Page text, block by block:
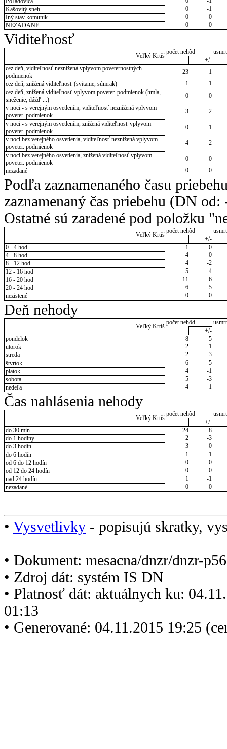
Kašovitý sneh
0
-1
Iný stav komunik.
0
0
NEZADANÉ
0 0
Viditeľnosť
Veľký Krtíš
počet nehôd
+/-
cez deň, viditeľnosť neznížená vplyvom poveternostných
podmienok
23
1
cez deň, znížená viditeľnosť (svitanie, súmrak)
1
1
cez deň, znížená viditeľnosť vplyvom poveter. podmienok (hmla,
sneženie, dážď ...)
0
0
v noci - s verejným osvetlením, viditeľnosť neznížená vplyvom
poveter. podmienok
3
2
v noci - s verejným osvetlením, znížená viditeľnosť vplyvom
poveter. podmienok
0
-1
v noci bez verejného osvetlenia, viditeľnosť neznížená vplyvom
poveter. podmienok
4
2
v noci bez verejného osvetlenia, znížená viditeľnosť vplyvom
poveter. podmienok
0
0
nezadané
0 0
Podľa zaznamenaného času
zaznamenaný čas priebehu (DN
Ostatné sú zaradené pod položku
Veľký Krtíš
počet nehôd
+/-
0 - 4 hod
1
0
4 - 8 hod
4
0
8 - 12 hod
4
-2
12 - 16 hod
5
-4
16 - 20 hod
11
6
20 - 24 hod
6
5
nezistené
0 0
Deň nehody
Veľký Krtíš
počet nehôd
+/-
pondelok
8
5
utorok
2
1
streda
2
-3
štvrtok
6
5
piatok
4
-1
sobota
5
-3
nedeľa
4 1
Čas nahlásenia nehody
Veľký Krtíš
počet nehôd
+/-
do 30 min.
24
8
do 1 hodiny
2
-3
do 3 hodín
3
0
do 6 hodín
1
1
od 6 do 12 hodín
0
0
od 12 do 24 hodín
0
0
nad 24 hodín
1
-1
nezadané
0 0
• Vysvetlivky - popisujú skratky,
• Dokument: mesacna/dnzr/dnzr-
• Zdroj dát: systém IS DN
• Platnosť dát: aktuálnych ku:
01:13
• Generované: 04.11.2015 19:25